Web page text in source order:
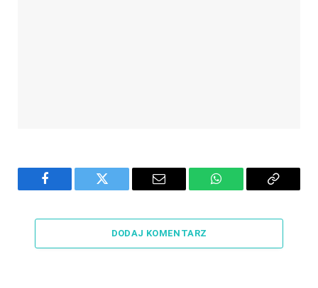
Facebook Twitter Email WhatsAppCopy
DODAJ KOMENTARZ